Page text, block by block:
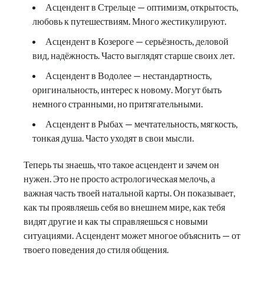
Асцендент в Стрельце — оптимизм, открытость,
любовь к путешествиям. Много жестикулируют.
Асцендент в Козероге — серьёзность, деловой
вид, надёжность. Часто выглядят старше своих лет.
Асцендент в Водолее — нестандартность,
оригинальность, интерес к новому. Могут быть
немного странными, но притягательными.
Асцендент в Рыбах — мечтательность, мягкость,
тонкая душа. Часто уходят в свои мысли.
Теперь ты знаешь, что такое асцендент и зачем он
нужен. Это не просто астрологическая мелочь, а
важная часть твоей натальной карты. Он показывает,
как ты проявляешь себя во внешнем мире, как тебя
видят другие и как ты справляешься с новыми
ситуациями. Асцендент может многое объяснить — от
твоего поведения до стиля общения.